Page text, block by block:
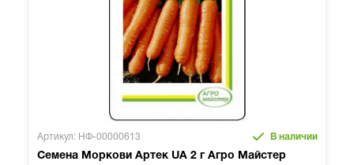
Артикул: НФ-00000613 В наличии
Семена Моркови Артек UA 2 г Агро Майстер